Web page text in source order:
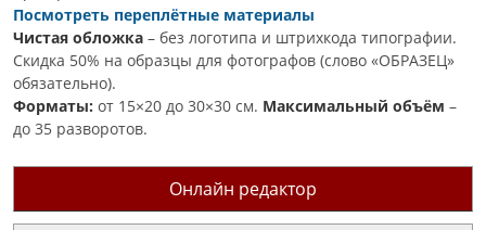
Посмотреть переплётные материалы
Чистая обложка – без логотипа и штрихкода типографии.
Скидка 50% на образцы для фотографов (слово «ОБРАЗЕЦ»
обязательно).
Форматы: от 15×20 до 30×30 см. Максимальный объём –
до 35 разворотов.
Онлайн редактор